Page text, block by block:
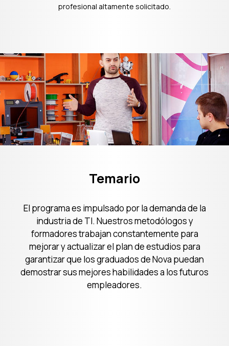
profesional altamente solicitado.
Plan de estudios
Temario
El programa es impulsado por la demanda de la
industria de TI. Nuestros metodólogos y
formadores trabajan constantemente para
mejorar y actualizar el plan de estudios para
garantizar que los graduados de Nova puedan
demostrar sus mejores habilidades a los futuros
empleadores.